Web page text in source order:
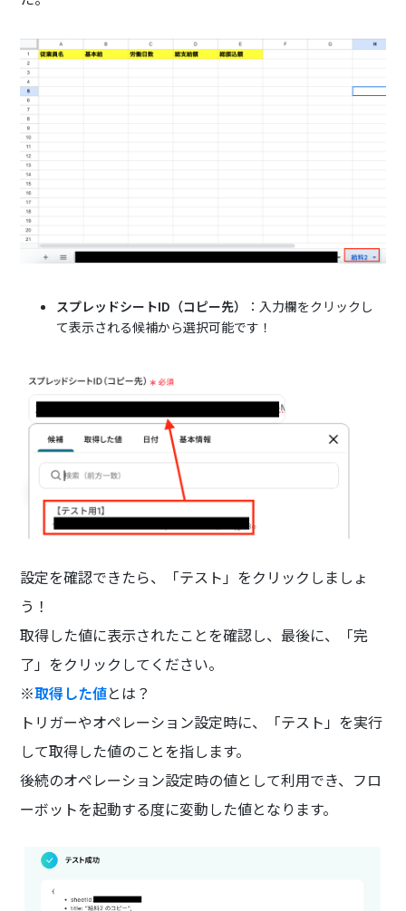
スプレッドシートID（コピー先）
：入力欄をクリックし
て表示される候補から選択可能です！
設定を確認できたら、「テスト」をクリックしましょ
う！
取得した値に表示されたことを確認し、最後に、「完
了」をクリックしてください。
※取得した値とは？
トリガーやオペレーション設定時に、「テスト」を実行
して取得した値のことを指します。
後続のオペレーション設定時の値として利用でき、フロ
ーボットを起動する度に変動した値となります。